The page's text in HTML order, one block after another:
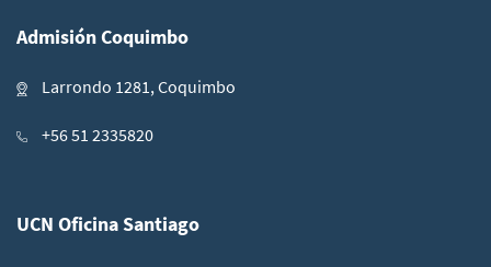
Admisión Coquimbo
Larrondo 1281, Coquimbo
+56 51 2335820
UCN Oficina Santiago